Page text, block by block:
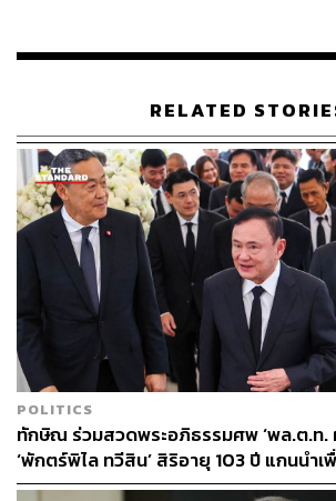
เลือกตั้ง ส.ก.
สุทธิชัย วีรกุลสุนทร
ABOUT THE
กองบรรณาธิการ THE
RELATED
POLITICS
ทักษิณ ร่วมสวดพระอภิธรรมศพ ‘พล.ต.ท.
‘พักตร์พิไล ทวีสิน’ สิริอายุ 103 ปี แกนนำ
หลากวงการร่วมอาลัย